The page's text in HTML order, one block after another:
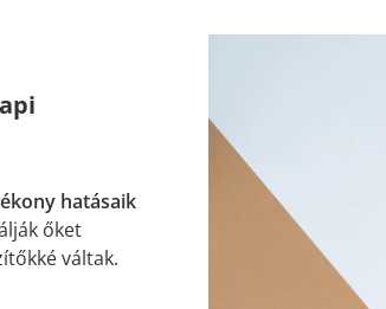
hatásaik
őket
váltak.